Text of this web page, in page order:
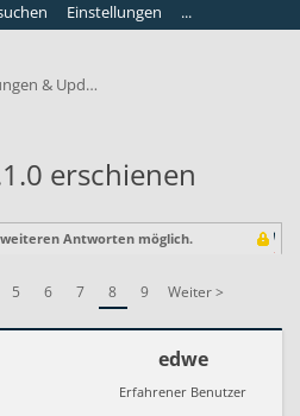
Einstellungen ...
& Updates
erschienen
weiteren Antworten möglich.
5 6 7 8 9 Weiter >
edwe
Erfahrener Benutzer